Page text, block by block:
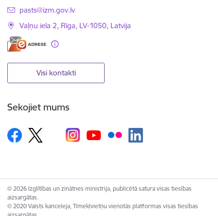
E-pasts:
pasts@izm.gov.lv
Vaļņu iela 2, Rīga, LV-1050, Latvija
Visi kontakti
Sekojiet mums
© 2026 Izglītības un zinātnes ministrija, publicētā satura visas tiesības
aizsargātas.
© 2020 Valsts kanceleja, Tīmekļvietņu vienotās platformas visas tiesības